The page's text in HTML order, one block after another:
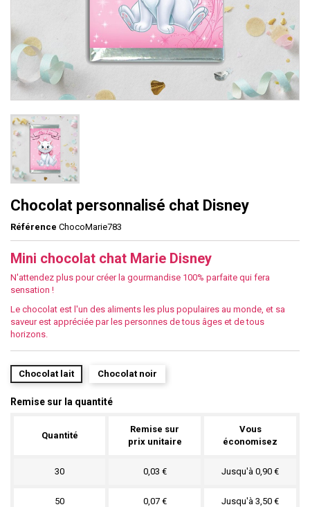
Chocolat personnalisé chat Disney
Référence ChocoMarie783
Mini chocolat chat Marie Disney
N'attendez plus pour créer la gourmandise 100% parfaite qui fera
sensation !
Le chocolat est l'un des aliments les plus populaires au monde, et sa
saveur est appréciée par les personnes de tous âges et de tous
horizons.
Chocolat lait Chocolat noir
Remise sur la quantité
Quantité
Remise sur
prix unitaire
Vous
économisez
30 0,03 € Jusqu'à 0,90 €
50 0,07 € Jusqu'à 3,50 €